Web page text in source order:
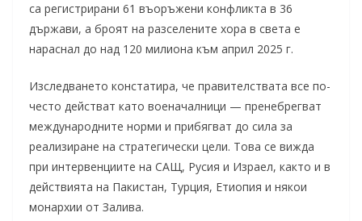
са регистрирани 61 въоръжени конфликта в 36
държави, а броят на разселените хора в света е
нараснал до над 120 милиона към април 2025 г.
Изследването констатира, че правителствата все по-
често действат като военачалници — пренебрегват
международните норми и прибягват до сила за
реализиране на стратегически цели. Това се вижда
при интервенциите на САЩ, Русия и Израел, както и в
действията на Пакистан, Турция, Етиопия и някои
монархии от Залива.